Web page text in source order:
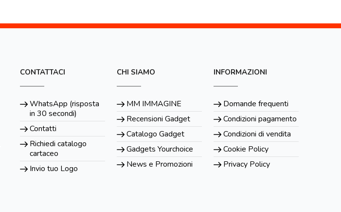
CONTATTACI
WhatsApp (risposta
in 30 secondi)
Contatti
Richiedi catalogo
cartaceo
Invio tuo Logo
CHI SIAMO
MM IMMAGINE
Recensioni Gadget
Catalogo Gadget
Gadgets Yourchoice
News e Promozioni
INFORMAZIONI
Domande frequenti
Condizioni pagamento
Condizioni di vendita
Cookie Policy
Privacy Policy